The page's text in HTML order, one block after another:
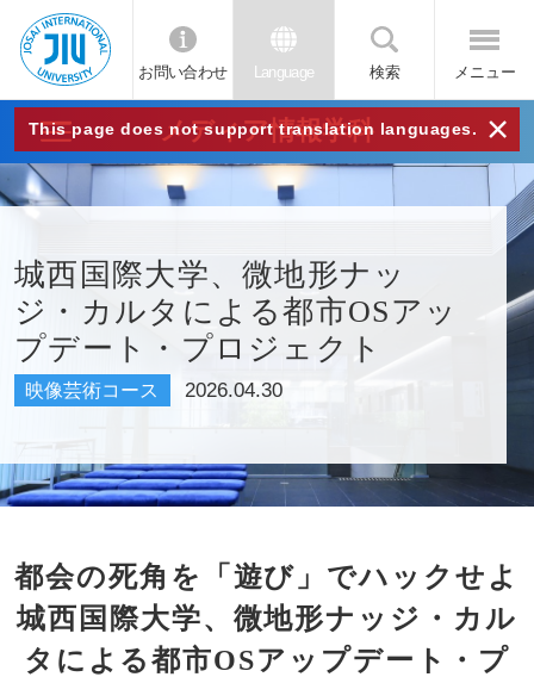
JIU
城西
国際
大学
お問い合わせ Language 検索 メニュー
This page does not support translation languages. ×
メディア情報学科
城西国際大学、微地形ナッ
ジ・カルタによる都市OSアッ
プデート・プロジェクト
映像芸術コース 2026.04.30
都会の死角を「遊び」でハックせよ
城西国際大学、微地形ナッジ・カル
タによる都市OSアップデート・プ